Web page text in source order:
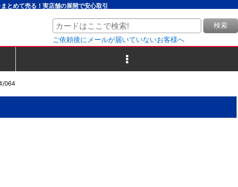
とめて売る！実店舗の展開で安心取引
検索
ご依頼後にメールが届いていないお客様へ
064